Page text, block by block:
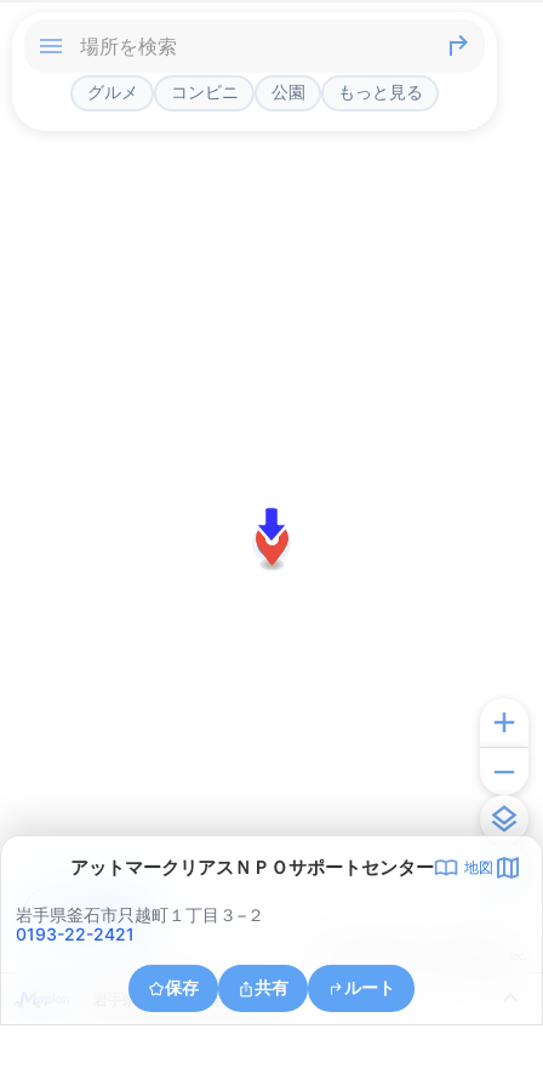
グルメ コンビニ 公園 もっと見る
アットマークリアスＮＰＯサポートセンター 地図
岩手県釜石市只越町１丁目３−２
0193-22-2421
保存 共有 ルート
岩手県釜石市釜石第３地割
アプリで見る